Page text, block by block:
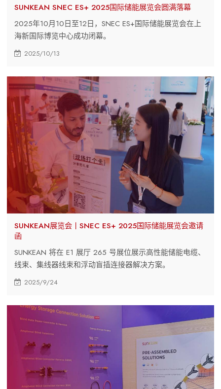
SUNKEAN SNEC ES+ 2025国际储能展览会圆满落幕
2025年10月10日至12日，SNEC ES+国际储能展览会在上
海新国际博览中心成功闭幕。
2025/10/13
SUNKEAN展览会丨SNEC ES+ 2025国际储能展览会邀请
函
SUNKEAN 将在 E1 展厅 265 号展位展示高性能储能电缆、
线束、集线器线束和浮动盲插连接器解决方案。
2025/9/24